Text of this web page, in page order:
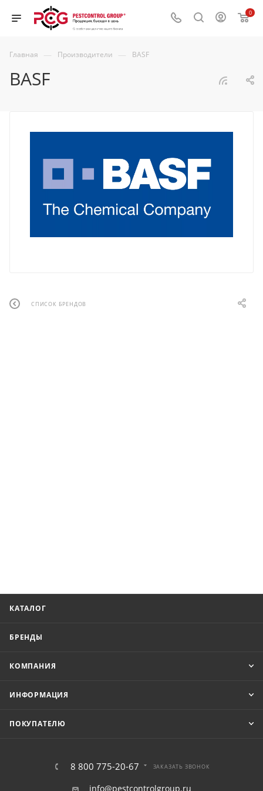
0
Главная — Производители — BASF
BASF
СПИСОК БРЕНДОВ
КАТАЛОГ
БРЕНДЫ
КОМПАНИЯ
ИНФОРМАЦИЯ
ПОКУПАТЕЛЮ
8 800 775-20-67 ЗАКАЗАТЬ ЗВОНОК
info@pestcontrolgroup.ru